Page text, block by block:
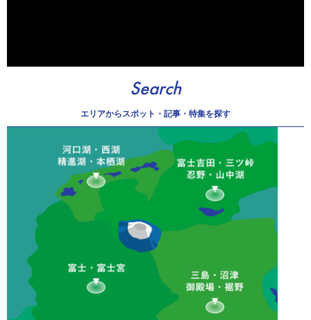
Search
エリアからスポット・記事・特集を探す